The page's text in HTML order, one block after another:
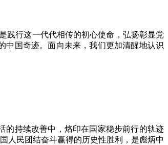
行这一代代相传的初心使命，弘扬彰显党
中国奇迹。面向未来，我们更加清醒地认识
持续改善中，烙印在国家稳步前行的轨迹
人民团结奋斗赢得的历史性胜利，是彪炳中